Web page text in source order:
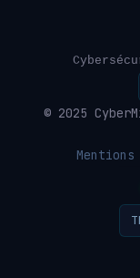
© 2025